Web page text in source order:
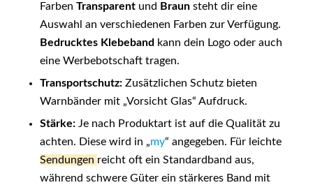
Farben Transparentund Braunsteht dir eine
Auswahl an verschiedenen Farben zur Verfügung.
Bedrucktes Klebeband kann dein Logo oder auch
eine Werbebotschaft tragen.
Transportschutz:Zusätzlichen Schutz bieten
Warnbänder mit „Vorsicht Glas“ Aufdruck.
Stärke:Je nach Produktart ist auf die Qualität zu
achten. Diese wird in „my“ angegeben. Für leichte
Sendungen reicht oft ein Standardband aus,
während schwere Güter ein stärkeres Band mit